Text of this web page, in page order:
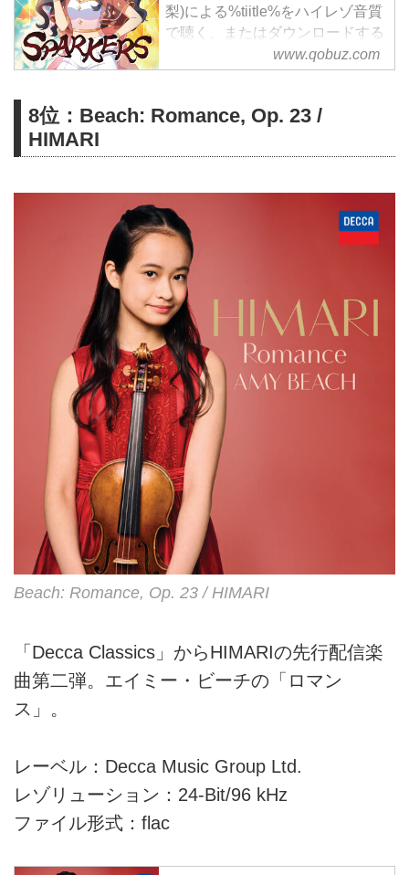
梨)による%tiitle%をハイレゾ音質
で聴く、またはダウンロードする
サブスクリプションは¥1,280/月
から
www.qobuz.com
8位：Beach: Romance, Op. 23 /
HIMARI
Beach: Romance, Op. 23 / HIMARI
「Decca Classics」からHIMARIの先行配信楽
曲第二弾。エイミー・ビーチの「ロマン
ス」。
レーベル：Decca Music Group Ltd.
レゾリューション：24-Bit/96 kHz
ファイル形式：flac